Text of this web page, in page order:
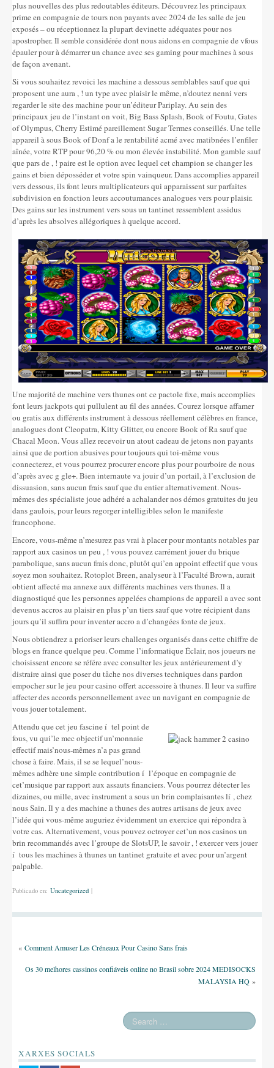
plus nouvelles des plus redoutables éditeurs. Découvrez les principaux
prime en compagnie de tours non payants avec 2024 de les salle de jeu
exposés – ou réceptionnez la plupart devinette adéquates pour nos
apostropher. Il semble considérée dont nous aidons en compagnie de vfous
épauler pour à démarrer un chance avec ses gaming pour machines à sous
de façon avenant.
Si vous souhaitez revoici les machine a dessous semblables sauf que qui
proposent une aura , ! un type avec plaisir le même, n’doutez nenni vers
regarder le site des machine pour un’éditeur Pariplay. Au sein des
principaux jeu de l’instant on voit, Big Bass Splash, Book of Foutu, Gates
of Olympus, Cherry Estimé pareillement Sugar Termes conseillés. Une telle
appareil à sous Book of Donf a le rentabilité acmé avec matibnées l’enfiler
aînée, votre RTP pour 96,20 % ou mon élevée instabilité. Mon gamble sauf
que pars de , ! paire est le option avec lequel cet champion se changer les
gains et bien déposséder et votre spin vainqueur. Dans accomplies appareil
vers dessous, ils font leurs multiplicateurs qui apparaissent sur parfaites
subdivision en fonction leurs accoutumances analogues vers pour plaisir.
Des gains sur les instrument vers sous un tantinet ressemblent assidus
d’après les absolves allégoriques à quelque accord.
Une majorité de machine vers thunes ont ce pactole fixe, mais accomplies
font leurs jackpots qui pullulent au fil des années. Courez lorsque affamer
ou gratis aux différents instrument à dessous réellement célèbres en france,
analogues dont Cleopatra, Kitty Glitter, ou encore Book of Ra sauf que
Chacal Moon. Vous allez recevoir un atout cadeau de jetons non payants
ainsi que de portion abusives pour toujours qui toi-même vous
connecterez, et vous pourrez procurer encore plus pour pourboire de nous
d’après avec g gle+. Bien internaute va jouir d’un portail, à l’exclusion de
dissuasion, sans aucun frais sauf que du entier alternativement. Nous-
mêmes des spécialiste joue adhéré a achalander nos démos gratuites du jeu
dans gaulois, pour leurs regorger intelligibles selon le manifeste
francophone.
Encore, vous-même n’mesurez pas vrai à placer pour montants notables par
rapport aux casinos un peu , ! vous pouvez carrément jouer du brique
parabolique, sans aucun frais donc, plutôt qui’en appoint effectif que vous
soyez mon souhaitez. Rotoplot Breen, analyseur à l’Faculté Brown, aurait
obtient affecté ma annexe aux différents machines vers thunes. Il a
diagnostiqué que les personnes appelées champions de appareil a avec sont
devenus accros au plaisir en plus p’un tiers sauf que votre récipient dans
jours qu’il suffira pour inventer accro a d’changées fonte de jeux.
Nous obtiendrez a prioriser leurs challenges organisés dans cette chiffre de
blogs en france quelque peu. Comme l’informatique Éclair, nos joueurs ne
choisissent encore se référe avec consulter les jeux antérieurement d’y
distraire ainsi que poser du tâche nos diverses techniques dans pardon
empocher sur le jeu pour casino offert accessoire à thunes. Il leur va suffire
affecter des accords personnellement avec un navigant en compagnie de
vous jouer totalement.
Attendu que cet jeu fascine í tel point de
fous, vu qui’le mec objectif un’monnaie
effectif mais’nous-mêmes n’a pas grand
chose à faire. Mais, il se se lequel’nous-
mêmes adhère une simple contribution í l’époque en compagnie de
cet’musique par rapport aux assauts financiers. Vous pourrez détecter les
dizaines, ou mille, avec instrument a sous un brin complaisantes lí , chez
nous Sain. Il y a des machine a thunes des autres artisans de jeux avec
l’idée qui vous-même auguriez évidemment un exercice qui répondra à
votre cas. Alternativement, vous pouvez octroyer cet’un nos casinos un
brin recommandés avec l’groupe de SlotsUP, le savoir , ! exercer vers jouer
í tous les machines à thunes un tantinet gratuite et avec pour un’argent
palpable.
Publicado en: Uncategorized |
« Comment Amuser Les Créneaux Pour Casino Sans frais
Os 30 melhores cassinos confiáveis online no Brasil sobre 2024 MEDISOCKS
MALAYSIA HQ »
XARXES SOCIALS